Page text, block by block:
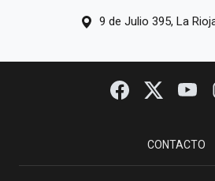
9 de Julio 395, La
CONTACTO